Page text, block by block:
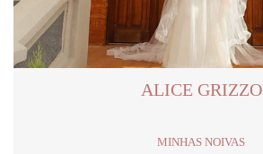
ALICE GRIZZO
MINHAS NOIVAS